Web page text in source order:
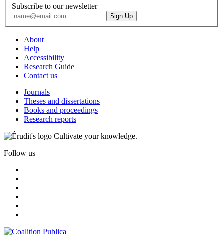
Subscribe to our newsletter
About
Help
Accessibility
Research Guide
Contact us
Journals
Theses and dissertations
Books and proceedings
Research reports
Cultivate your knowledge.
Follow us